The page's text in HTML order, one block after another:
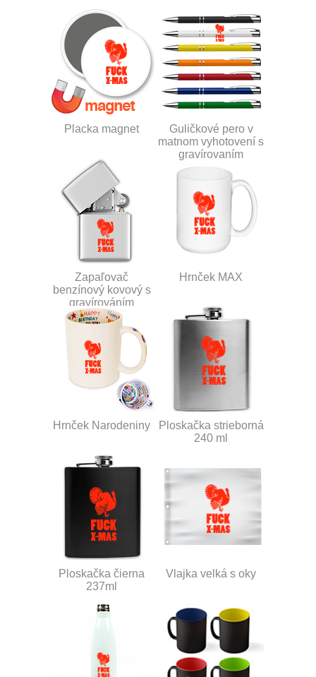
Placka magnet
Guličkové pero v
matnom vyhotovení s
gravírovaním
Zapaľovač
benzínový kovový s
gravírováním
Hrnček MAX
Hrnček Narodeniny
Ploskačka strieborná
240 ml
Ploskačka čierna
237ml
Vlajka velká s oky